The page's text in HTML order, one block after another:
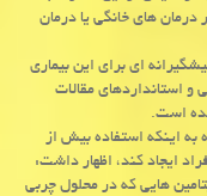
های خانگی یا درمان
ای برای این بیماری
استانداردهای مقالات
است.
اینكه استفاده بیش از
ایجاد كند، اظهار داشت:
هایی كه در محلول چربی